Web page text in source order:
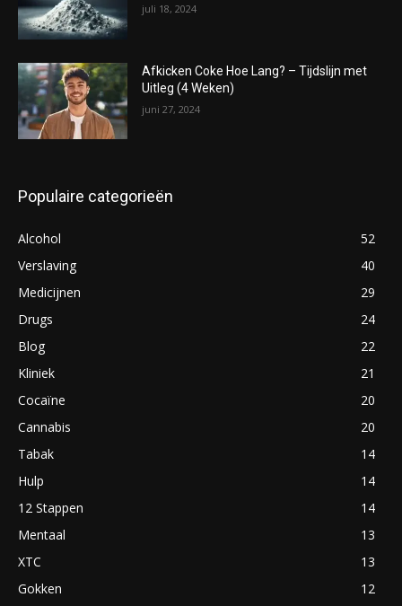
juli 18, 2024
Afkicken Coke Hoe Lang? – Tijdslijn met
Uitleg (4 Weken)
juni 27, 2024
Populaire categorieën
Alcohol
52
Verslaving
40
Medicijnen
29
Drugs
24
Blog
22
Kliniek
21
Cocaïne
20
Cannabis
20
Tabak
14
Hulp
14
12 Stappen
14
Mentaal
13
XTC
13
Gokken
12